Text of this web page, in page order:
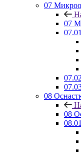
07
07
08
08